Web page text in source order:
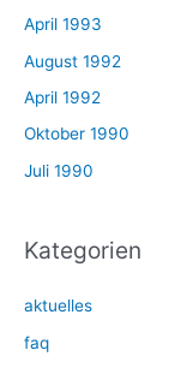
April 1993
August 1992
April 1992
Oktober 1990
Juli 1990
Kategorien
aktuelles
faq